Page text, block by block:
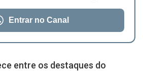
Entrar no Canal
entre os destaques do